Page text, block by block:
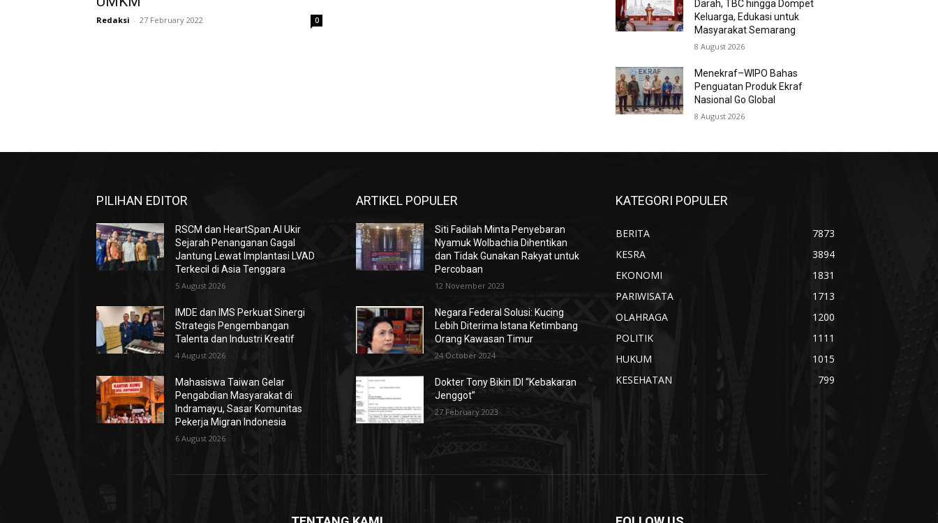
Redaksi - 27 February 2022 0
Darah, TBC hingga Dompet
Keluarga, Edukasi untuk
Masyarakat Semarang
8 August 2026
Menekraf–WIPO Bahas
Penguatan Produk Ekraf
Nasional Go Global
8 August 2026
PILIHAN EDITOR
RSCM dan HeartSpan.AI Ukir
Sejarah Penanganan Gagal
Jantung Lewat Implantasi LVAD
Terkecil di Asia Tenggara
5 August 2026
IMDE dan IMS Perkuat Sinergi
Strategis Pengembangan
Talenta dan Industri Kreatif
4 August 2026
Mahasiswa Taiwan Gelar
Pengabdian Masyarakat di
Indramayu, Sasar Komunitas
Pekerja Migran Indonesia
6 August 2026
ARTIKEL POPULER
Siti Fadilah Minta Penyebaran
Nyamuk Wolbachia Dihentikan
dan Tidak Gunakan Rakyat untuk
Percobaan
12 November 2023
Negara Federal Solusi: Kucing
Lebih Diterima Istana Ketimbang
Orang Kawasan Timur
24 October 2024
Dokter Tony Bikin IDI “Kebakaran
Jenggot”
27 February 2023
KATEGORI POPULER
BERITA
7873
KESRA
3894
EKONOMI
1831
PARIWISATA
1713
OLAHRAGA
1200
POLITIK
1111
HUKUM
1015
KESEHATAN
799